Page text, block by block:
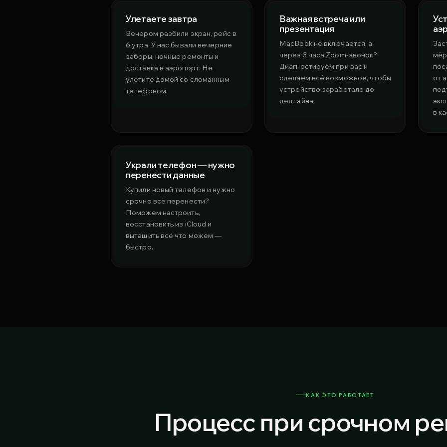
Улетаете завтра
Вечером разбили экран, рейс в
6 утра. У нас бывали вечерние
заборы, ночные ремонты и
доставка в аэропорт. Не
улетите домой со сломанным
телефоном.
Важная встреча или
презентация
MacBook не включается, а
через 3 часа Zoom-звонок?
Диагностируем при вас и
сделаем всё возможное, чтобы
устройство заработало до
дедлайна.
от
в
Украли телефон — нужно
перенести данные
Купили новый телефон и нужно
срочно всё перенести?
Поможем настроить,
восстановить из iCloud и
вытащить всё что можем —
быстро.
КАК ЭТО РАБОТАЕТ
Процесс при срочном